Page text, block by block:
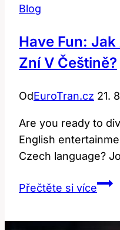
Blog
Have Fun:
Zní V Češtině?
OdEuroTran.cz 21.
Are ⁤you ready ​to
English
Czech language?
Přečtěte si víceHave